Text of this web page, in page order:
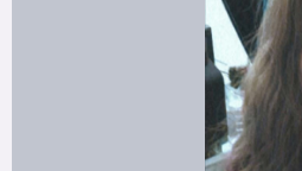
Tanzschülerin Ensemble: